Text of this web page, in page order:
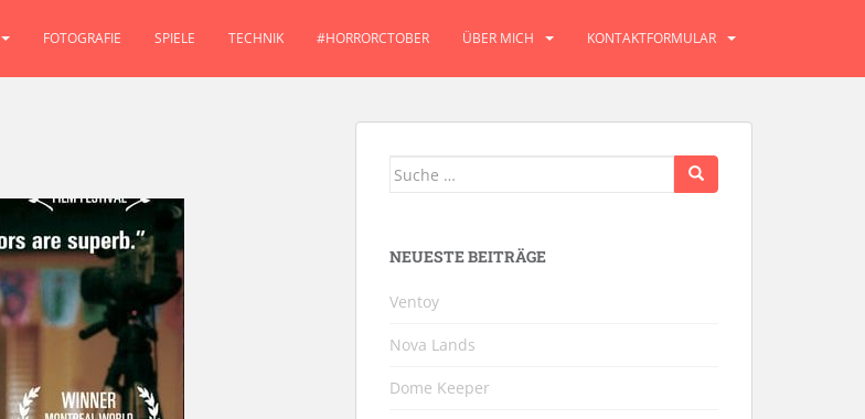
FOTOGRAFIE SPIELE TECHNIK #HORRORCTOBER ÜBER MICH KONTAKTFORMULAR
Suche
NEUESTE BEITRÄGE
Ventoy
Nova Lands
Dome Keeper